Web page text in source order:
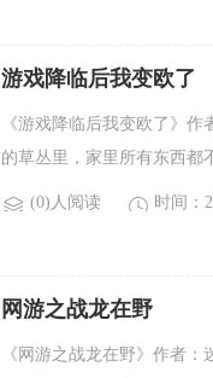
游戏降临后我变欧了
《游戏降临后我变欧了》
的草丛里，家里所有东西都
(0)人阅读 时间：
网游之战龙在野
《网游之战龙在野》作者